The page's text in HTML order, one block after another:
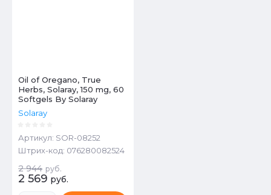
Oil of Oregano, True
Herbs, Solaray, 150 mg, 60
Softgels By Solaray
Solaray
Артикул: SOR-08252
Штрих-код: 076280082524
2 944 руб.
2 569 руб.